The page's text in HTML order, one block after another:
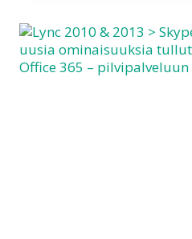
FOR
BUSINESS
>
14.4.